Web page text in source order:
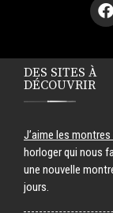
DES SITES À
DÉCOUVRIR
J’aime les montres
horloger qui nous
une nouvelle
jours.